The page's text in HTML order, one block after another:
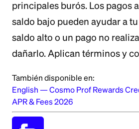
principales burós. Los pagos
saldo bajo pueden ayudar a
saldo alto o un pago no
dañarlo. Aplican términos y
También disponible en:
English —Cosmo Prof Rewards
APR & Fees 2026